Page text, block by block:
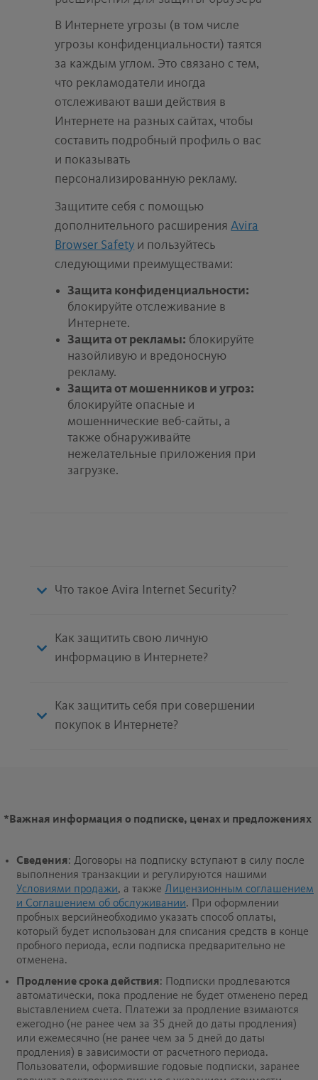
В Интернете угрозы (в том числе
угрозы конфиденциальности) таятся
за каждым углом. Это связано с тем,
что рекламодатели иногда
отслеживают ваши действия в
Интернете на разных сайтах, чтобы
составить подробный профиль о вас
и показывать
персонализированную рекламу.
Защитите себя с помощью
дополнительного расширенияAvira
Browser Safety и пользуйтесь
следующими преимуществами:
Защита конфиденциальности:
блокируйте отслеживание в
Интернете.
Защита от рекламы: блокируйте
назойливую и вредоносную
рекламу.
Защита от мошенников и угроз:
блокируйте опасные и
мошеннические веб-сайты, а
также обнаруживайте
нежелательные приложения при
загрузке.
Что такое Avira Internet Security?
Как защитить свою личную
информацию в Интернете?
Как защитить себя при совершении
покупок в Интернете?
* Важная информация о подписке, ценах и предложениях
Сведения: Договоры на подписку вступают в силу после
выполнения транзакции и регулируются нашими
Условиями продажи, а также Лицензионным соглашением
и Соглашением об обслуживании. При оформлении
пробных версийнеобходимо указать способ оплаты,
который будет использован для списания средств в конце
пробного периода, если подписка предварительно не
отменена.
Продление срока действия: Подписки продлеваются
автоматически, пока продление не будет отменено перед
выставлением счета. Платежи за продление взимаются
ежегодно (не ранее чем за 35 дней до даты продления)
или ежемесячно (не ранее чем за 5 дней до даты
продления) в зависимости от расчетного периода.
Пользователи, оформившие годовые подписки, заранее